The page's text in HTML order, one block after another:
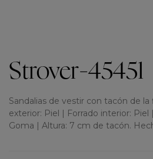
Strover-45451
Sandalias de vestir con tacón de
exterior: Piel | Forrado interior: Piel
Goma | Altura: 7 cm de tacón.